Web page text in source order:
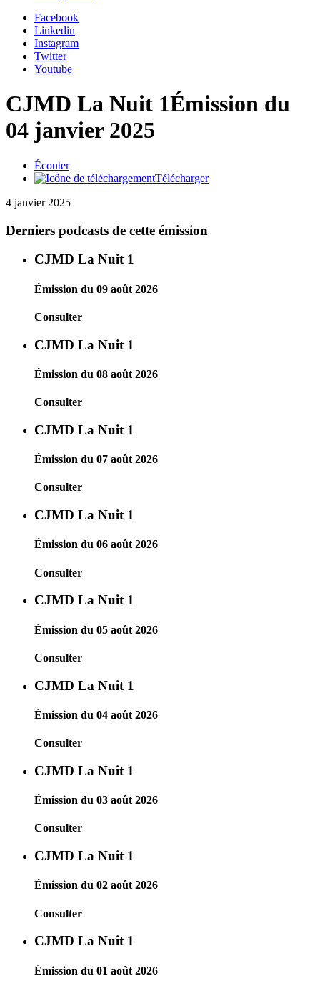
Facebook
Linkedin
Instagram
Twitter
Youtube
CJMD La Nuit 1Émission du
04 janvier 2025
Écouter
Télécharger
4 janvier 2025
Derniers podcasts de cette émission
CJMD La Nuit 1
Émission du 09 août 2026
Consulter
CJMD La Nuit 1
Émission du 08 août 2026
Consulter
CJMD La Nuit 1
Émission du 07 août 2026
Consulter
CJMD La Nuit 1
Émission du 06 août 2026
Consulter
CJMD La Nuit 1
Émission du 05 août 2026
Consulter
CJMD La Nuit 1
Émission du 04 août 2026
Consulter
CJMD La Nuit 1
Émission du 03 août 2026
Consulter
CJMD La Nuit 1
Émission du 02 août 2026
Consulter
CJMD La Nuit 1
Émission du 01 août 2026